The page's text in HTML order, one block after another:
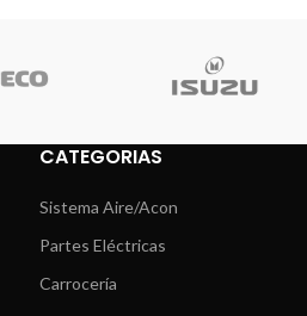
CATEGORIAS
Sistema Aire/Acon
Partes Eléctricas
Carrocería